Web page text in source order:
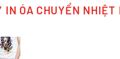
IN ÓA CHUYỂN NHIỆT